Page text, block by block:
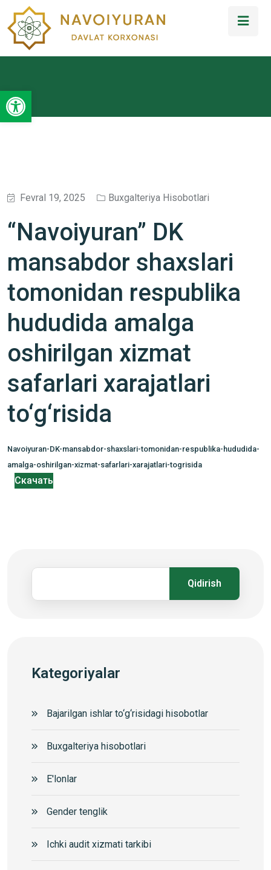
Open toolbar
Fevral 19, 2025 Buxgalteriya Hisobotlari
“Navoiyuran” DK
mansabdor shaxslari
tomonidan respublika
hududida amalga
oshirilgan xizmat
safarlari xarajatlari
to‘g‘risida
Navoiyuran-DK-mansabdor-shaxslari-tomonidan-respublika-hududida-
amalga-oshirilgan-xizmat-safarlari-xarajatlari-togrisida
Скачать
Qidirish
Kategoriyalar
Bajarilgan ishlar to‘g‘risidagi hisobotlar
Buxgalteriya hisobotlari
E'lonlar
Gender tenglik
Ichki audit xizmati tarkibi